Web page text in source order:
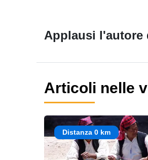
Applausi l'autore
Articoli nelle
Distanza 0 km